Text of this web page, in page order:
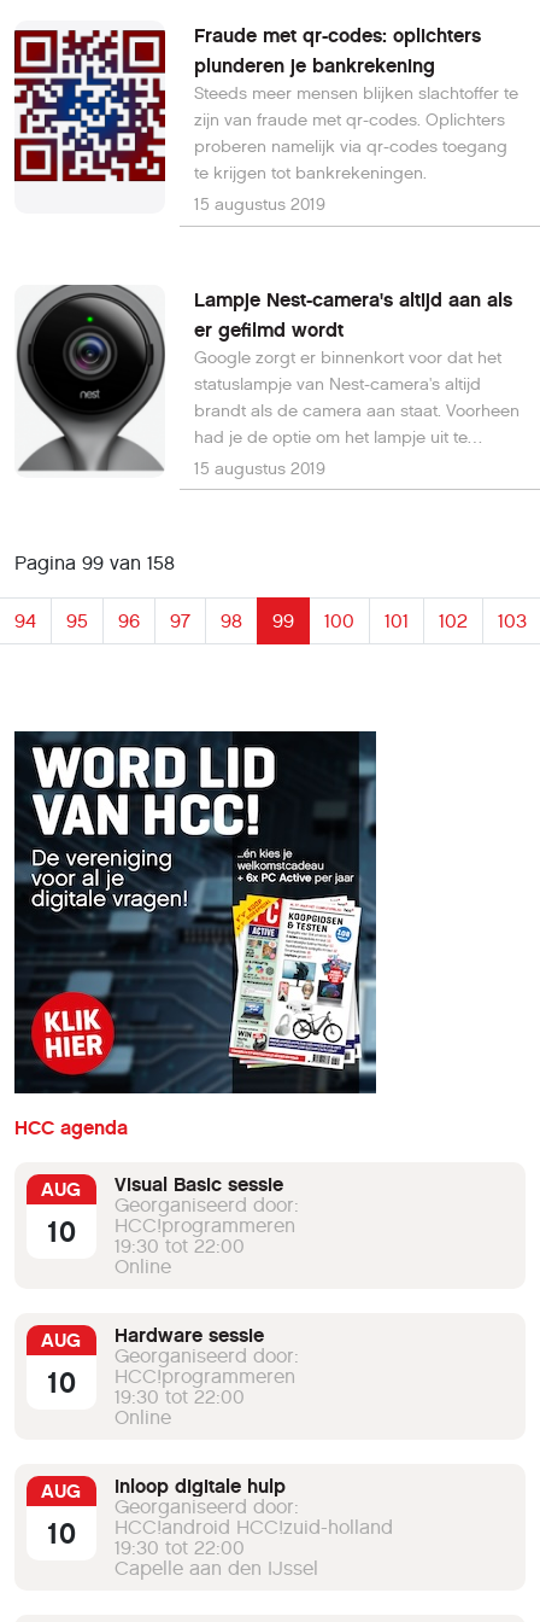
Fraude met qr-codes: oplichters
plunderen je bankrekening
Steeds meer mensen blijken slachtoffer te
zijn van fraude met qr-codes. Oplichters
proberen namelijk via qr-codes toegang
te krijgen tot bankrekeningen.
15 augustus 2019
Lampje Nest-camera's altijd aan als
er gefilmd wordt
Google zorgt er binnenkort voor dat het
statuslampje van Nest-camera's altijd
brandt als de camera aan staat. Voorheen
had je de optie om het lampje uit te
schakelen. Gebruikers zijn niet tevreden
met deze plotselinge wijziging.
15 augustus 2019
Pagina 99 van 158
94 95 96 97 98 99 100 101 102 103
HCC agenda
AUG
10
Visual Basic sessie
Georganiseerd door:
HCC!programmeren
19:30 tot 22:00
Online
AUG
10
Hardware sessie
Georganiseerd door:
HCC!programmeren
19:30 tot 22:00
Online
AUG
10
Inloop digitale hulp
Georganiseerd door:
HCC!android HCC!zuid-holland
19:30 tot 22:00
Capelle aan den IJssel